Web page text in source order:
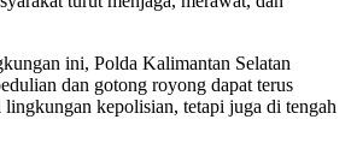
ini, Polda Kalimantan Selatan
dan gotong royong dapat terus
kepolisian, tetapi juga di tengah